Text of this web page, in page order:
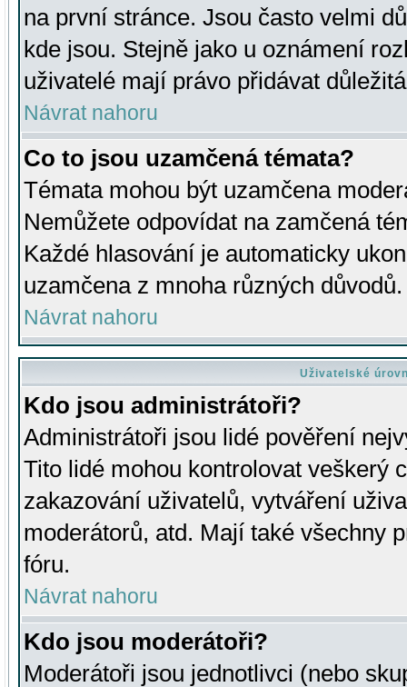
na první stránce. Jsou často velmi
kde jsou. Stejně jako u oznámení
uživatelé mají právo přidávat
Návrat nahoru
Co to jsou uzamčená témata?
Témata mohou být uzamčena
Nemůžete odpovídat na zamčená
Každé hlasování je automaticky
uzamčena z mnoha různých důvodů.
Návrat nahoru
Uživatelské
Kdo jsou administrátoři?
Administrátoři jsou lidé pověření
Tito lidé mohou kontrolovat veškerý
zakazování uživatelů, vytváření
moderátorů, atd. Mají také všechny
fóru.
Návrat nahoru
Kdo jsou moderátoři?
Moderátoři jsou jednotlivci (nebo